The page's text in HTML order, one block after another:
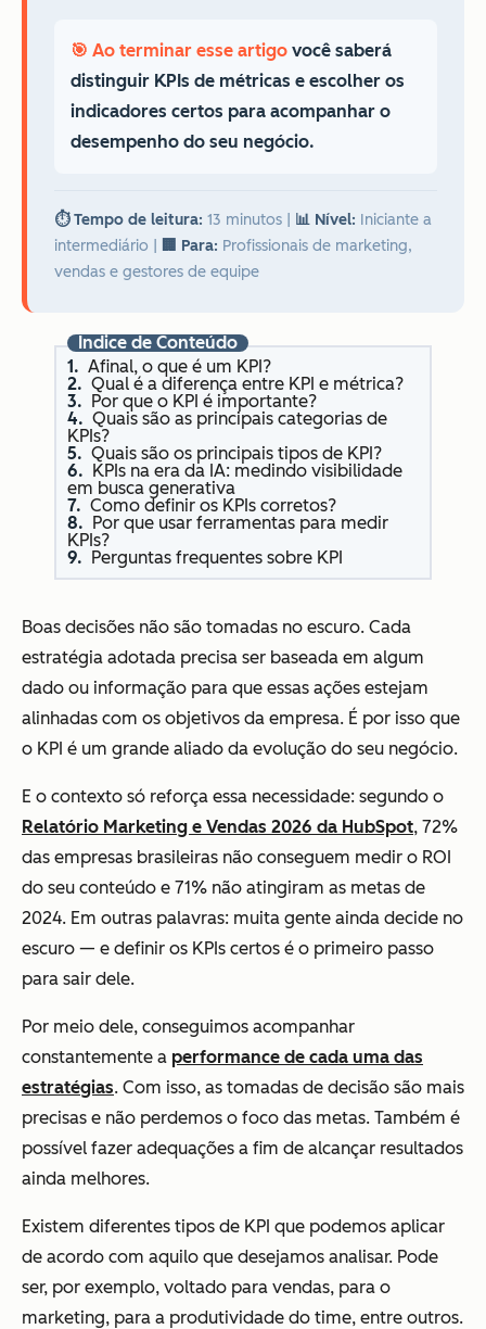
🎯 Ao terminar esse artigo você saberá
distinguir KPIs de métricas e escolher os
indicadores certos para acompanhar o
desempenho do seu negócio.
⏱️ Tempo de leitura: 13 minutos 📊 Nível: Iniciante a
intermediário
🏢 Para: Profissionais de marketing,
vendas e gestores de equipe
Índice de Conteúdo
Afinal, o que é um KPI?
Qual é a diferença entre KPI e métrica?
Por que o KPI é importante?
Quais são as principais categorias de
KPIs?
Quais são os principais tipos de KPI?
KPIs na era da IA: medindo visibilidade
em busca generativa
Como definir os KPIs corretos?
Por que usar ferramentas para medir
KPIs?
Perguntas frequentes sobre KPI
Boas decisões não são tomadas no escuro. Cada
estratégia adotada precisa ser baseada em algum
dado ou informação para que essas ações estejam
alinhadas com os objetivos da empresa. É por isso que
o KPI é um grande aliado da evolução do seu negócio.
E o contexto só reforça essa necessidade: segundo o
Relatório Marketing e Vendas 2026 da HubSpot, 72%
das empresas brasileiras não conseguem medir o ROI
do seu conteúdo e 71% não atingiram as metas de
2024. Em outras palavras: muita gente ainda decide no
escuro — e definir os KPIs certos é o primeiro passo
para sair dele.
Por meio dele, conseguimos acompanhar
constantemente a performance de cada uma das
estratégias. Com isso, as tomadas de decisão são mais
precisas e não perdemos o foco das metas. Também é
possível fazer adequações a fim de alcançar resultados
ainda melhores.
Existem diferentes tipos de KPI que podemos aplicar
de acordo com aquilo que desejamos analisar. Pode
ser, por exemplo, voltado para vendas, para o
marketing, para a produtividade do time, entre outros.